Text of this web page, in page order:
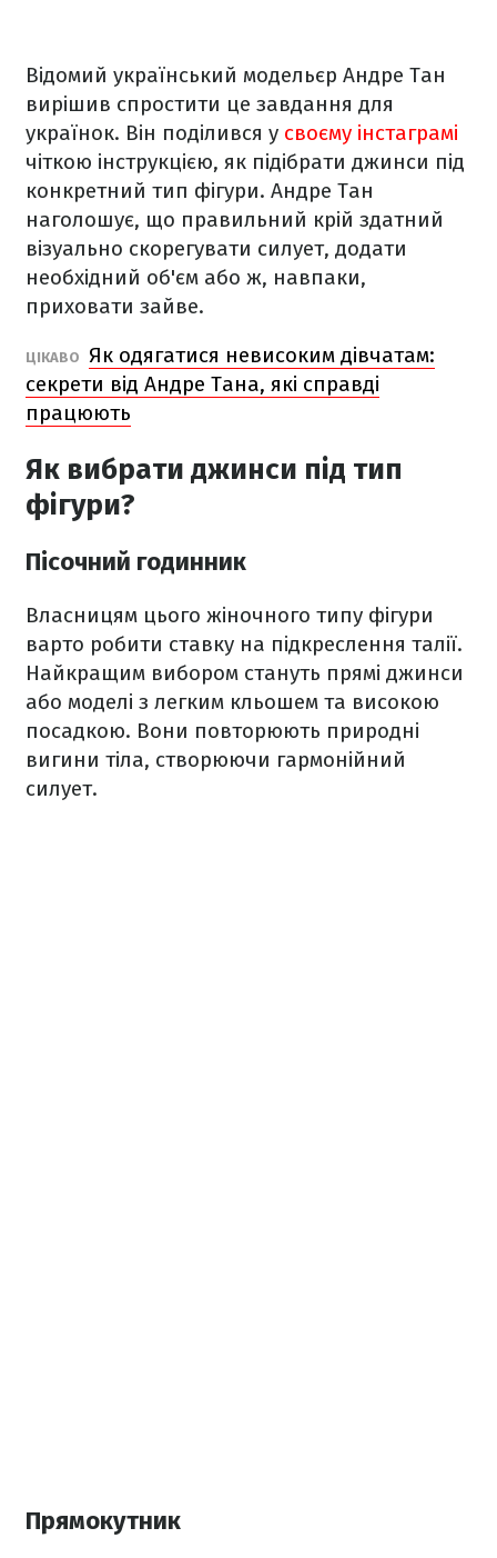
Відомий український модельєр Андре Тан
вирішив спростити це завдання для
українок. Він поділився у своєму інстаграмі
чіткою інструкцією, як підібрати джинси під
конкретний тип фігури. Андре Тан
наголошує, що правильний крій здатний
візуально скорегувати силует, додати
необхідний об'єм або ж, навпаки,
приховати зайве.
ЦІКАВО Як одягатися невисоким дівчатам:
секрети від Андре Тана, які справді
працюють
Як вибрати джинси під тип
фігури?
Пісочний годинник
Власницям цього жіночного типу фігури
варто робити ставку на підкреслення талії.
Найкращим вибором стануть прямі джинси
або моделі з легким кльошем та високою
посадкою. Вони повторюють природні
вигини тіла, створюючи гармонійний
силует.
Прямокутник